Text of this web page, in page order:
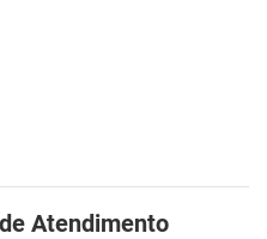
Atendimento